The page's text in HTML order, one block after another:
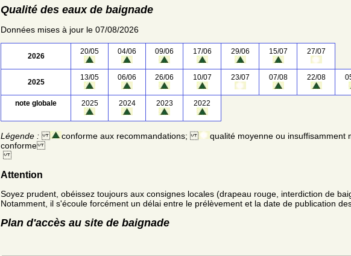
Qualité des eaux de baignade
Données mises à jour le 07/08/2026
2026
20/05 04/06 09/06 17/06 29/06 15/07 27/07
2025
13/05 06/06 26/06 10/07 23/07 07/08 22/08
note globale 2025 2024 2023 2022
Légende : conforme aux recommandations; qualité moyenne ou
conforme
Attention
Soyez prudent, obéissez toujours aux consignes locales (drapeau rouge, interdiction de
Notamment, il s'écoule forcément un délai entre le prélèvement et la date de publication
Plan d'accès au site de baignade